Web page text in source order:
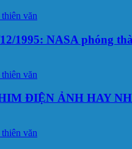
văn
1995: NASA phóng
văn
ĐIỆN ẢNH HAY
văn